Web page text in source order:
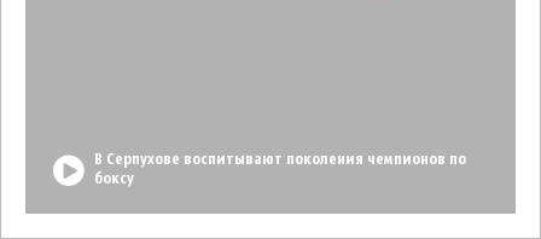
В Серпухове воспитывают поколения чемпионов по
боксу